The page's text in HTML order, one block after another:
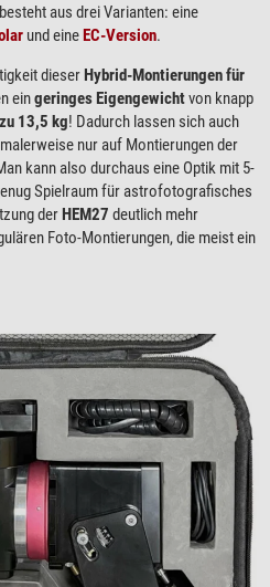
aus drei Varianten: eine
und eineEC-Version.
dieserHybrid-Montierungen für
eingeringes Eigengewichtvon knapp
13,5 kg! Dadurch lassen sich auch
nur auf Montierungen der
kann also durchaus eine Optik mit 5-
Spielraum für astrofotografisches
derHEM27 deutlich mehr
Foto-Montierungen, die meist ein